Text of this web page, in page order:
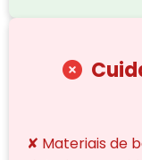
✘ Materiais de